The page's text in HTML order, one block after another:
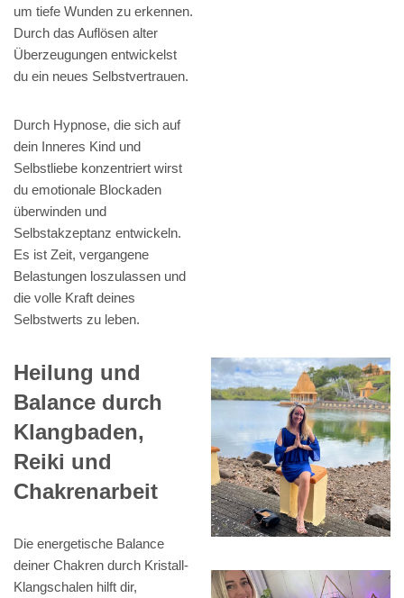
um tiefe Wunden zu erkennen.
Durch das Auflösen alter
Überzeugungen entwickelst
du ein neues Selbstvertrauen.
Durch Hypnose, die sich auf
dein Inneres Kind und
Selbstliebe konzentriert wirst
du emotionale Blockaden
überwinden und
Selbstakzeptanz entwickeln.
Es ist Zeit, vergangene
Belastungen loszulassen und
die volle Kraft deines
Selbstwerts zu leben.
Heilung und
Balance durch
Klangbaden,
Reiki und
Chakrenarbeit
Die energetische Balance
deiner Chakren durch Kristall-
Klangschalen hilft dir,